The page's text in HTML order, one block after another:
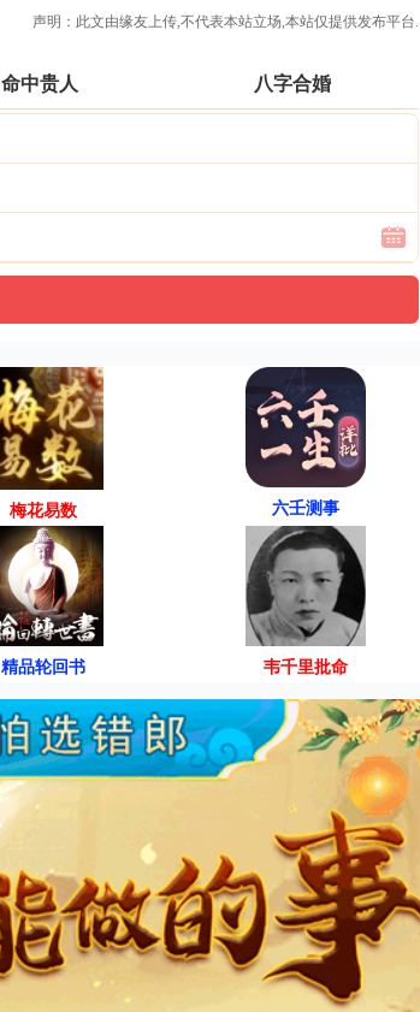
声明：此文由缘友上传,不代表本站立场,本站仅提供发布平台.
命中贵人 八字合婚
梅花易数 六壬测事
精品轮回书 韦千里批命